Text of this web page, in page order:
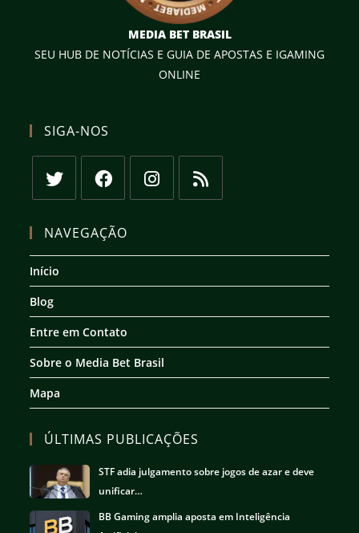
MEDIA BET BRASIL
SEU HUB DE NOTÍCIAS E GUIA DE APOSTAS E IGAMING
ONLINE
SIGA-NOS
em
nova
aba
em
aba
aba
aba
NAVEGAÇÃO
Início
Blog
Entre em Contato
Sobre o Media Bet Brasil
Mapa
ÚLTIMAS PUBLICAÇÕES
STF adia julgamento sobre jogos de azar e deve
unificar…
BB Gaming amplia aposta em Inteligência